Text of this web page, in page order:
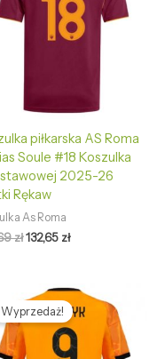
piłkarska AS Roma
Soule #18 Koszulka
2025-26
Rękaw
As Roma
zł132,65 zł
Wyprzedaż!
Pierwotna
cena
wynosiła:
478,69 zł.
Aktualna
cena
wynosi:
132,65 zł.